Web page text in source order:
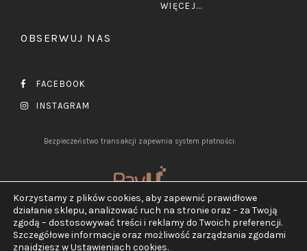
WIĘCEJ...
OBSERWUJ NAS
FACEBOOK
INSTAGRAM
Bezpieczeństwo transakcji zapewnia system płatności:
2026 ©Jubiler Pluciński.
Korzystamy z plików cookies, aby zapewnić prawidłowe
działanie sklepu, analizować ruch na stronie oraz – za Twoją
zgodą – dostosowywać treści i reklamy do Twoich preferencji.
Szczegółowe informacje oraz możliwość zarządzania zgodami
znajdziesz wUstawieniach cookies.